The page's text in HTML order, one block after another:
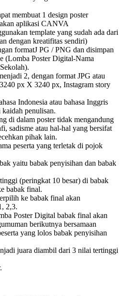
membuat 1 design poster
aplikasi CANVA
template yang sudah ada dari
dengan kreatifitas sendiri)
formatJ PG / PNG dan disimpan
(Lomba Poster Digital-Nama
2, dengan format JPG atau
px X 3240 px, Instagram story
Indonesia atau bahasa Inggris
kaidah penulisan.
di dalam poster tidak mengandung
sadisme atau hal-hal yang bersifat
pihak lain.
peserta yang terletak di pojok
yaitu babak penyisihan dan babak
(peringkat 10 besar) di babak
babak final.
ke babak final akan
2,3.
Poster Digital babak final akan
berikutnya bersamaan
yang lolos babak penyisihan
juara diambil dari 3 nilai tertinggi